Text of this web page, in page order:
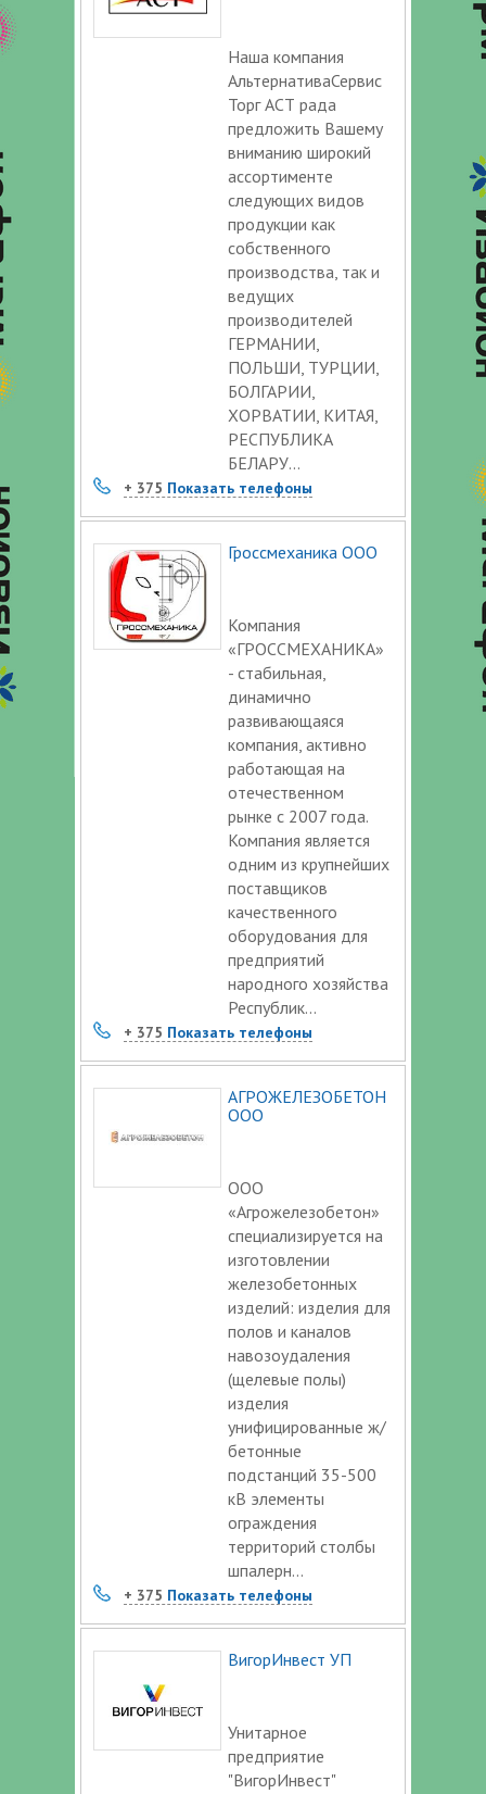
Наша компания
АльтернативаСервис
Торг АСТ рада
предложить Вашему
вниманию широкий
ассортименте
следующих видов
продукции как
собственного
производства, так и
ведущих
производителей
ГЕРМАНИИ,
ПОЛЬШИ, ТУРЦИИ,
БОЛГАРИИ,
ХОРВАТИИ, КИТАЯ,
РЕСПУБЛИКА
БЕЛАРУ...
+ 375 Показать телефоны
Гроссмеханика ООО
Компания
«ГРОССМЕХАНИКА»
- стабильная,
динамично
развивающаяся
компания, активно
работающая на
отечественном
рынке с 2007 года.
Компания является
одним из крупнейших
поставщиков
качественного
оборудования для
предприятий
народного хозяйства
Республик...
+ 375 Показать телефоны
АГРОЖЕЛЕЗОБЕТОН
ООО
ООО
«Агрожелезобетон»
специализируется на
изготовлении
железобетонных
изделий: изделия для
полов и каналов
навозоудаления
(щелевые полы)
изделия
унифицированные ж/
бетонные
подстанций 35-500
кВ элементы
ограждения
территорий столбы
шпалерн...
+ 375 Показать телефоны
ВигорИнвест УП
Унитарное
предприятие
"ВигорИнвест"